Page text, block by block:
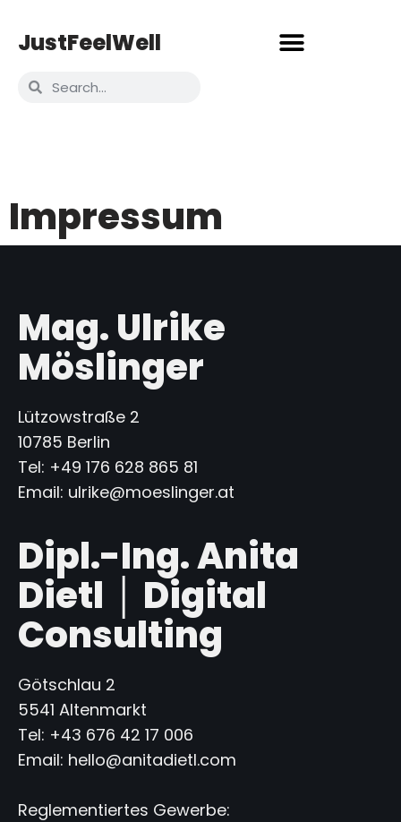
JustFeelWell
Impressum
Mag. Ulrike
Möslinger
Lützowstraße 2
10785 Berlin
Tel: +49 176 628 865 81
Email: ulrike@moeslinger.at
Dipl.-Ing. Anita
Dietl │ Digital
Consulting
Götschlau 2
5541 Altenmarkt
Tel: +43 676 42 17 006
Email: hello@anitadietl.com
Reglementiertes Gewerbe: